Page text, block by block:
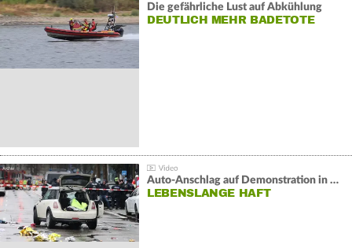
Die gefährliche Lust auf Abkühlung
DEUTLICH MEHR BADETOTE
Auto-Anschlag auf Demonstration in München:
LEBENSLANGE HAFT